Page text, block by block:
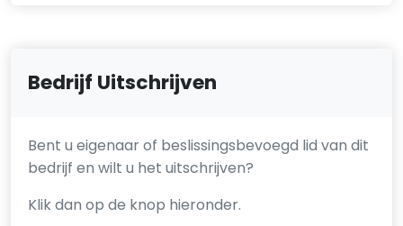
Bedrijf Uitschrijven
Bent u eigenaar of beslissingsbevoegd lid van dit
bedrijf en wilt u het uitschrijven?
Klik dan op de knop hieronder.